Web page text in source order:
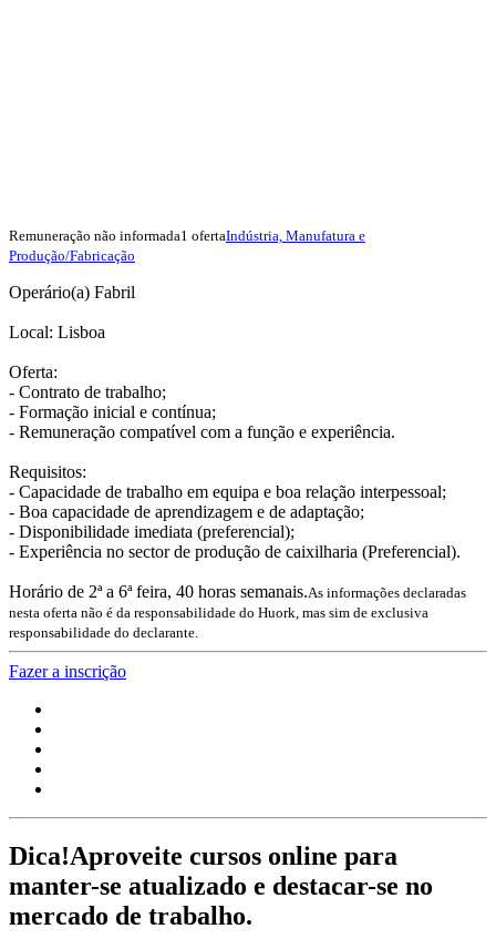
Remuneração não informada1 ofertaIndústria, Manufatura e
Produção/Fabricação
Operário(a) Fabril
Local: Lisboa
Oferta:
- Contrato de trabalho;
- Formação inicial e contínua;
- Remuneração compatível com a função e experiência.
Requisitos:
- Capacidade de trabalho em equipa e boa relação interpessoal;
- Boa capacidade de aprendizagem e de adaptação;
- Disponibilidade imediata (preferencial);
- Experiência no sector de produção de caixilharia (Preferencial).
Horário de 2ª a 6ª feira, 40 horas semanais.As informações declaradas
nesta oferta não é da responsabilidade do Huork, mas sim de exclusiva
responsabilidade do declarante.
Fazer a inscrição
Dica!Aproveite cursos online para
manter-se atualizado e destacar-se no
mercado de trabalho.